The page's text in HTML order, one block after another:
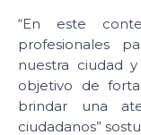
“En este
profesionales
nuestra ciudad
objetivo de
brindar una
ciudadanos”